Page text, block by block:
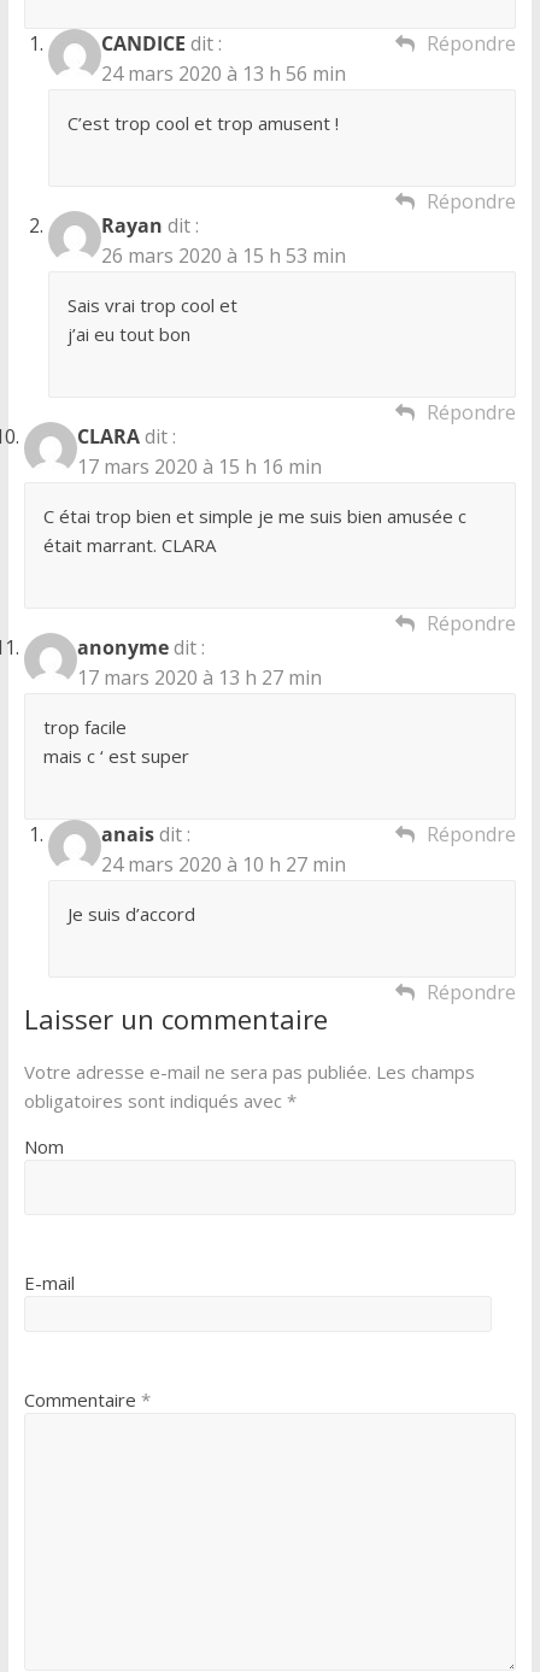
Répondre
CANDICE dit :
24 mars 2020 à 13 h 56 min
C’est trop cool et trop amusent !
Répondre
Rayan dit :
26 mars 2020 à 15 h 53 min
Sais vrai trop cool et
j’ai eu tout bon
Répondre
CLARAdit :
17 mars 2020 à 15 h 16 min
C étai trop bien et simple je me suis bien amusée c
était marrant. CLARA
Répondre
anonymedit :
17 mars 2020 à 13 h 27 min
trop facile
mais c ‘ est super
Répondre
anaisdit :
24 mars 2020 à 10 h 27 min
Je suis d’accord
Répondre
Laisser un commentaire
Votre adresse e-mail ne sera pas publiée. Les champs
obligatoires sont indiqués avec *
Nom
E-mail
Commentaire *